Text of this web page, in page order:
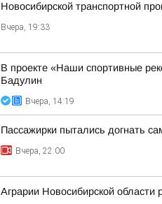
Новосибирской транспортной
Вчера, 19:33
В проекте «Наши спортивные
Бадулин
Вчера, 14:19
Пассажирки пытались догнать
Вчера, 22:00
Аграрии Новосибирской